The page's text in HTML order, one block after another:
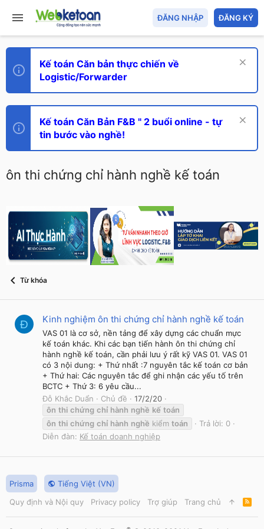
ĐĂNG NHẬP ĐĂNG KÝ
Kế toán Căn bản thực chiến về
Logistic/Forwarder
Kế toán Căn Bản F&B " 2 buổi online - tự
tin bước vào nghề!
ôn thi chứng chỉ hành nghề kế toán
Từ khóa
Đ Kinh nghiệm ôn thi chứng chỉ hành nghề kế toán
VAS 01 là cơ sở, nền tảng để xây dựng các chuẩn mực
kế toán khác. Khi các bạn tiến hành ôn thi chứng chỉ
hành nghề kế toán, cần phải lưu ý rất kỹ VAS 01. VAS 01
có 3 nội dung: + Thứ nhất :7 nguyên tắc kế toán cơ bản
+ Thứ hai: Các nguyên tắc để ghi nhận các yếu tố trên
BCTC + Thứ 3: 6 yêu cầu...
Đỗ Khắc Duẩn
Chủ đề
17/2/20
ôn thi chứng chỉ hành nghề kế toán
ôn thi chứng chỉ hành nghề kiểm toán
Trả lời: 0
Diễn đàn: Kế toán doanh nghiệp
Prisma
Tiếng Việt (VN)
Quy định và Nội quy
Privacy policy Trợ giúp Trang chủ
R
S
S